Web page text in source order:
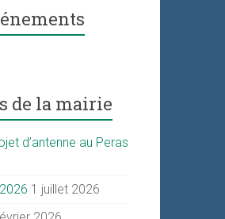
de la mairie
d’antenne au Peras
1 juillet 2026